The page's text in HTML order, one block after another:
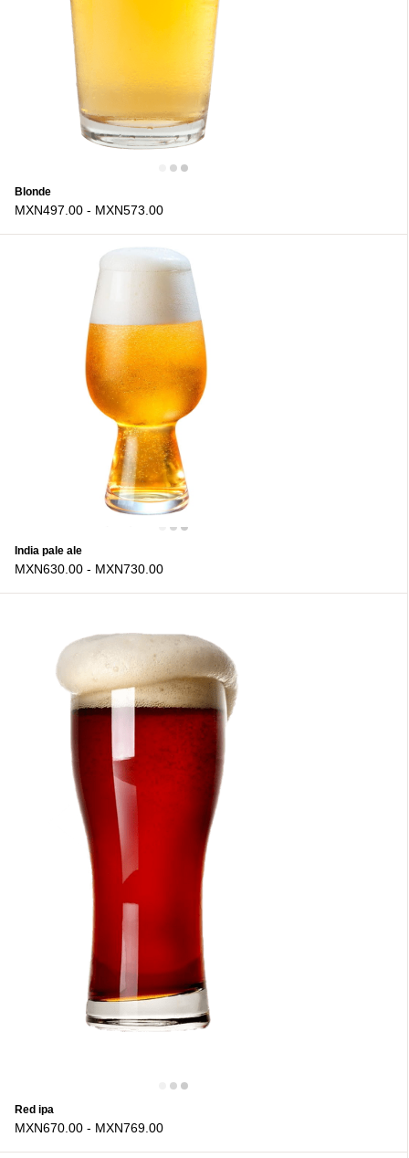
Blonde
MXN497.00- MXN573.00
India pale ale
MXN630.00- MXN730.00
Red ipa
MXN670.00- MXN769.00